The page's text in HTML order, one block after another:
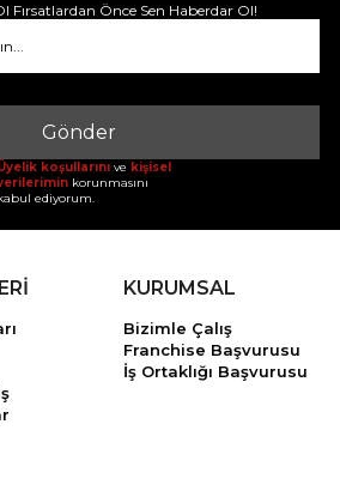
Fırsatlardan Önce Sen Haberdar Ol!
Gönder
koşullarını ve kişisel
korunmasını
ediyorum.
KURUMSAL
Bizimle Çalış
Franchise Başvurusu
İş Ortaklığı Başvurusu